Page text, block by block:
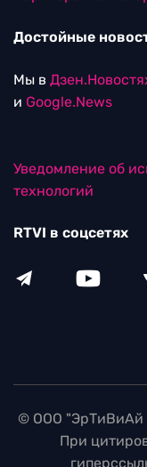
Достойные
Мы в
и Google.News
Уведомление об
технологий
RTVI в соцсетях
© ООО "ЭрТиВиАй
При